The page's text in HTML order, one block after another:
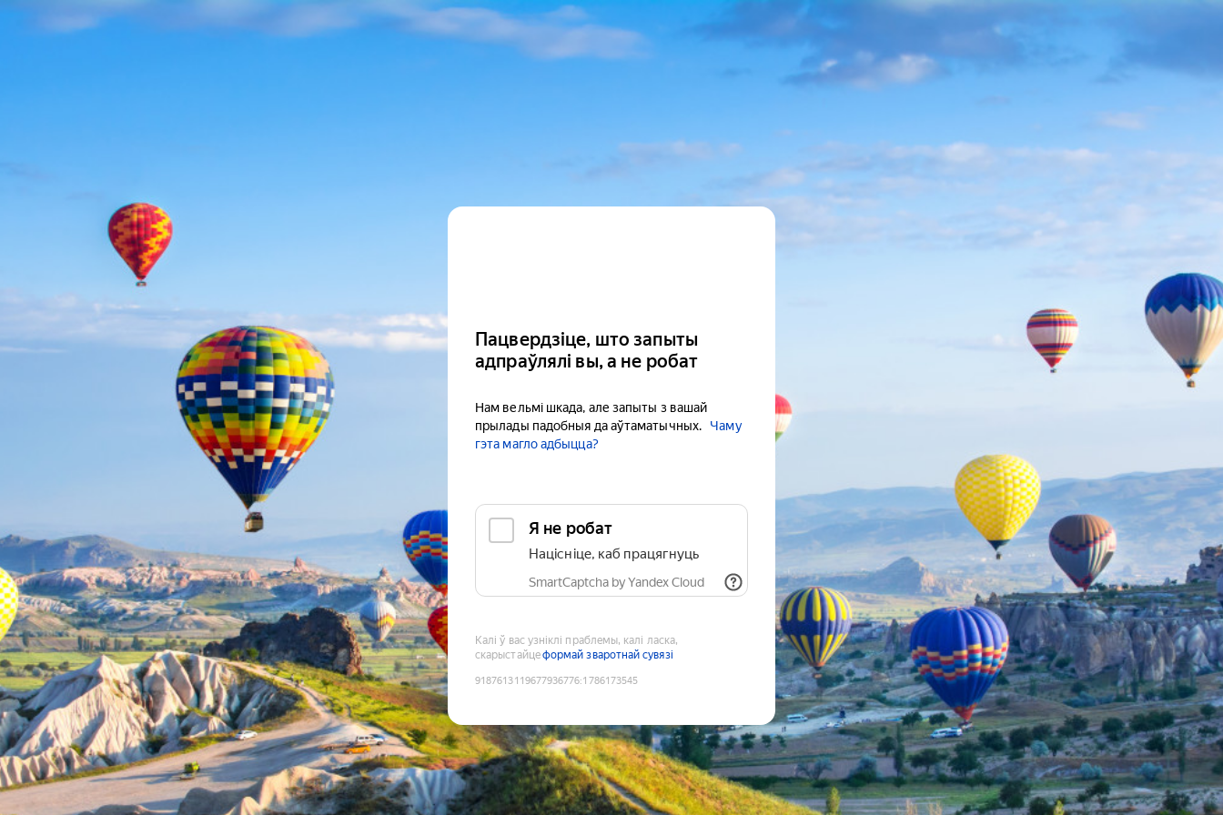
Пацвердзіце, што запыты
адпраўлялі вы, а не робат
Нам вельмі шкада, але запыты з вашай
прылады падобныя да аўтаматычных.
Чаму
гэта магло адбыцца?
Я не робат
Націсніце, каб працягнуць
SmartCaptcha by Yandex Cloud
Калі ў вас узніклі праблемы, калі ласка,
скарыстайцеформай зваротнай сувязі
9187613119677936776:1786173545